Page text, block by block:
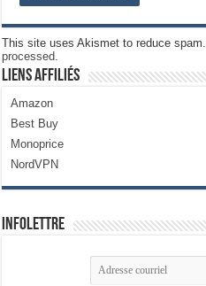
This site uses Akismet to reduce spam.
processed.
Liens Affiliés
Amazon
Best Buy
Monoprice
NordVPN
Infolettre